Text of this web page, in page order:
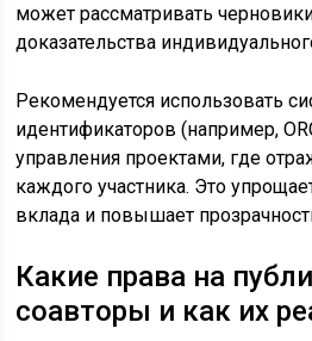
может рассматривать
доказательства
Рекомендуется использовать
идентификаторов (например,
управления проектами, где
каждого участника. Это
вклада и повышает
Какие права на
соавторы и как их